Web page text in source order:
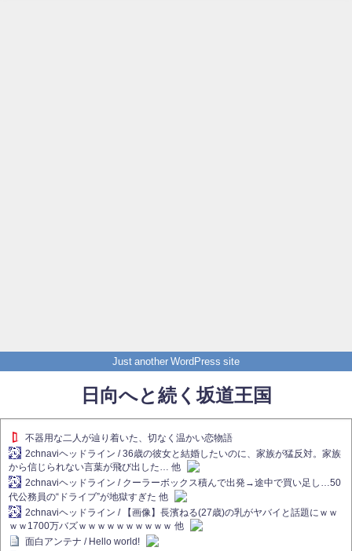
Just another WordPress site
日向へと続く坂道王国
不器用な二人が辿り着いた、切なく温かい恋物語
2chnaviヘッドライン / 36歳の彼女と結婚したいのに、家族が猛反対。家族
から信じられない言葉が飛び出した… 他
2chnaviヘッドライン / クーラーボックス積んで出発→途中で買い足し…50
代公務員の“ドライブ”が地獄すぎた 他
2chnaviヘッドライン / 【画像】長濱ねる(27歳)の乳がヤバイと話題にｗｗ
ｗｗ1700万バズｗｗｗｗｗｗｗｗｗｗ 他
面白アンテナ / Hello world!